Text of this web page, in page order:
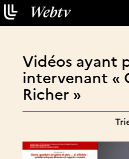
Vidéos ayant
intervenant «
Richer »